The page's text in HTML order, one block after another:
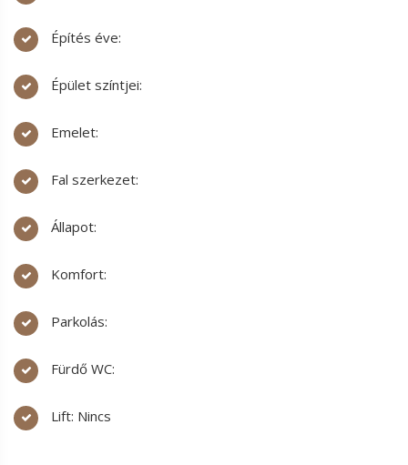
Építés éve:
Épület színtjei:
Emelet:
Fal szerkezet:
Állapot:
Komfort:
Parkolás:
Fürdő WC:
Lift: Nincs